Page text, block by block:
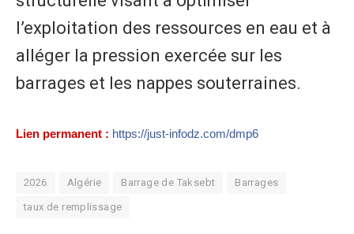
l’exploitation des ressources en eau et à
alléger la pression exercée sur les
barrages et les nappes souterraines.
Lien permanent : https://just-infodz.com/dmp6
2026 Algérie Barrage de Taksebt Barrages
taux de remplissage